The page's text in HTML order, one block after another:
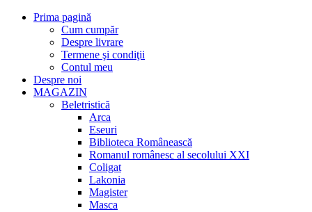
Prima pagină
Cum cumpăr
Despre livrare
Termene şi condiţii
Contul meu
Despre noi
MAGAZIN
Beletristică
Arca
Eseuri
Biblioteca Românească
Romanul românesc al secolului XXI
Coligat
Lakonia
Magister
Masca